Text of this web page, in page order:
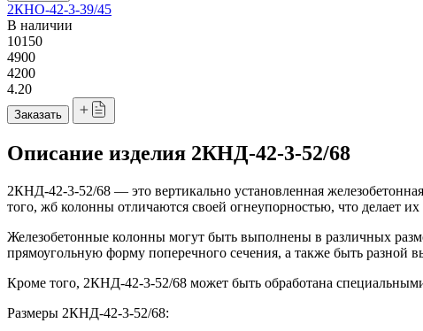
2КНО-42-3-39/45
В наличии
10150
4900
4200
4.20
Заказать
Описание изделия 2КНД-42-3-52/68
2КНД-42-3-52/68 — это вертикально установленная
того, жб колонны отличаются своей огнеупорностью, что делает
Железобетонные колонны могут быть выполнены в различных
прямоугольную форму поперечного сечения, а также быть разной
Кроме того, 2КНД-42-3-52/68 может быть обработана
Размеры 2КНД-42-3-52/68: